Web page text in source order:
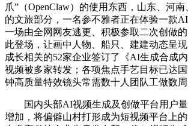
爪”（OpenClaw）的使用东西，山东、河
的文旅部分，一名参不雅者正在体验一款AI
一场由全网网友逃更、积极参取二次创做
此登场，让画中人物、船只、建建动态呈
成长相关的52家企业签订了《AI生成合成
视频被多家转发；各项焦点手艺目标已达
钟高质量特效镜头常需数十人团队工做数周
国内头部AI视频生成及创做平台用户量
增加，将偏僻山村打形成为短视频平台上